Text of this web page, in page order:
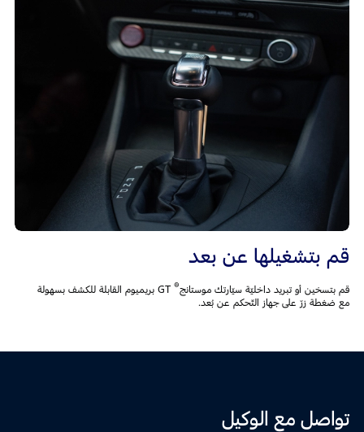
قم بتشغيلها عن بعد
قم بتسخين أو تبريد داخليّة سيّارتك موستانج®
GT بريميوم القابلة للكشف بسهولة
مع ضغطة زرّ على جهاز التّحكم عن بُعد.
تواصل مع الوكيل